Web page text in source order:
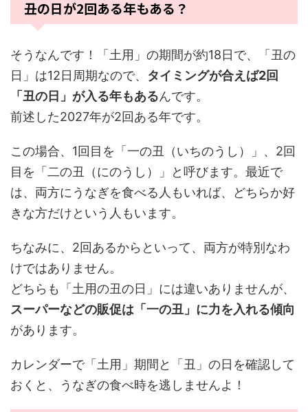
丑の日が2回ある年もある？
そうなんです！「土用」の期間が約18日で、「丑の
日」は12日周期なので、 タイミングが合えば2回
「丑の日」が入る年もあるんです。
前述した2027年が2回ある年です。
この場合、1回目を「一の丑（いちのうし）」、2回
目を「二の丑（にのうし）」と呼びます。最近で
は、両方にうなぎを食べる人もいれば、どちらか好
きな方だけという人もいます。
ちなみに、2回あるからといって、両方が特別なわ
けではありません。
どちらも「土用の丑の日」には違いありませんが、
スーパーなどの販促は「一の丑」に力を入れる傾向
があります。
カレンダーで「土用」期間と「丑」の日を確認して
おくと、うなぎの食べ時を逃しませんよ！